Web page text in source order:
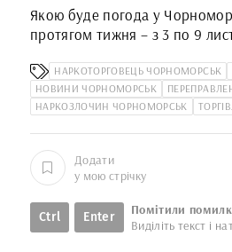
Якою буде погода у
протягом тижня – з 3 по 9
НАРКОТОРГОВЕЦЬ ЧОРНОМОРСЬК
НОВИНИ ЧОРНОМОРСЬК
НАРКОЗЛОЧИН ЧОРНОМОРСЬК
Додати
у мою стрічку
Ctrl Enter
Помітили
Виділіть текст і